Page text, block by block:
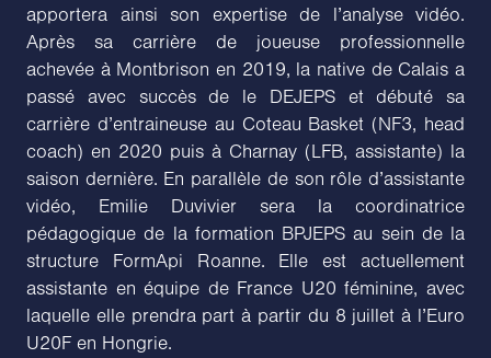
apportera ainsi son expertise de l’analyse vidéo.
Après sa carrière de joueuse professionnelle
achevée à Montbrison en 2019, la native de Calais a
passé avec succès de le DEJEPS et débuté sa
carrière d’entraineuse au Coteau Basket (NF3, head
coach) en 2020 puis à Charnay (LFB, assistante) la
saison dernière. En parallèle de son rôle d’assistante
vidéo, Emilie Duvivier sera la coordinatrice
pédagogique de la formation BPJEPS au sein de la
structure FormApi Roanne. Elle est actuellement
assistante en équipe de France U20 féminine, avec
laquelle elle prendra part à partir du 8 juillet à l’Euro
U20F en Hongrie.